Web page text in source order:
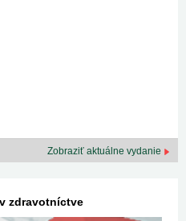
Zobraziť aktuálne vydanie
zdravotníctve